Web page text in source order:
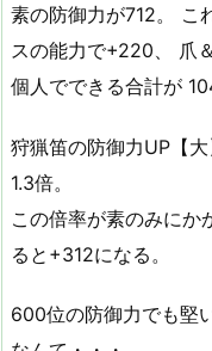
素の防御力が712。 こ
スの能力で+220、 爪
個人でできる合計が
狩猟笛の防御力UP【
1.3倍。
この倍率が素のみにか
ると+312になる。
600位の防御力でも堅